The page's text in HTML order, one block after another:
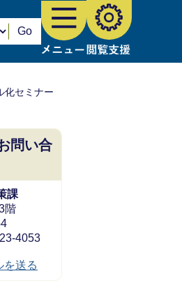
Go
化セミナー
問い合
課
階
4053
を送る